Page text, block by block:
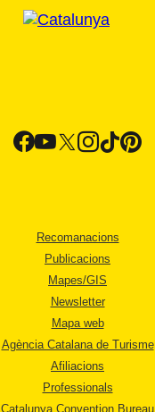
Recomanacions
Publicacions
Mapes/GIS
Newsletter
Mapa web
Agència Catalana de Turisme
Afiliacions
Professionals
Catalunya Convention Bureau